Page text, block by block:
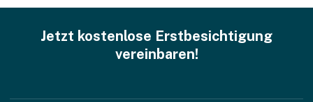
Jetzt kostenlose Erstbesichtigung
vereinbaren!